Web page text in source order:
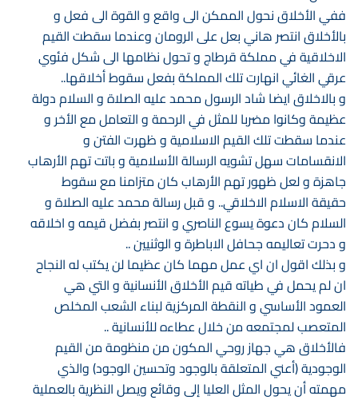
ففي الأخلاق نحول الممكن الى واقع و القوة الى فعل و
بالأخلاق انتصر هاني بعل على الرومان وعندما سقطت القيم
الاخلاقية في مملكة قرطاج و تحول نظامها الى شكل فئوي
عرقي الغائي انهارت تلك المملكة بفعل سقوط أخلاقها..
و بالاخلاق ايضا شاد الرسول محمد عليه الصلاة و السلام دولة
عظيمة وكانوا مضربا للمثل في الرحمة و التعامل مع الأخر و
عندما سقطت تلك القيم الاسلامية و ظهرت الفتن و
الانقسامات سهل تشويه الرسالة الأسلامية و باتت تهم الأرهاب
جاهزة و لعل ظهور تهم الأرهاب كان متزامنا مع سقوط
حقيقة الاسلام الاخلاقي.. و قبل رسالة محمد عليه الصلاة و
السلام كان دعوة يسوع الناصري و انتصر بفضل قيمه و اخلاقه
و دحرت تعاليمه جحافل الاباطرة و الوثنيين ..
و بذلك اقول ان اي عمل مهما كان عظيما لن يكتب له النجاح
ان لم يحمل في طياته قيم الأخلاق الأنسانية و التي هي
العمود الأساسي و النقطة المركزية لبناء الشعب المخلص
المتعصب لمجتمعه من خلال عطاءه للأنسانية ..
فالأخلاق هي جهاز روحي المكون من منظومة من القيم
الوجودية (أعني المتعلقة بالوجود وتحسين الوجود) والذي
مهمته أن يحول المثل العليا إلى وقائع ويصل النظرية بالعملية